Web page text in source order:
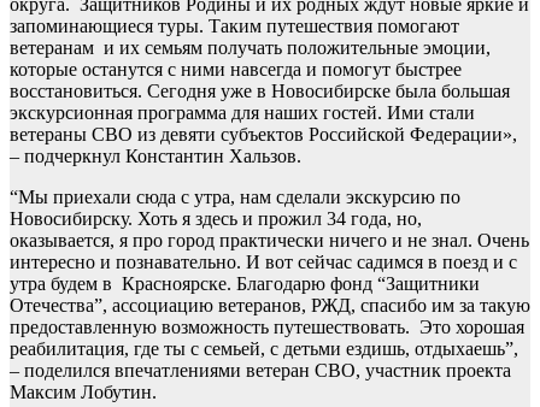
округа. Защитников Родины и их родных ждут новые яркие и
запоминающиеся туры. Таким путешествия помогают
ветеранам и их семьям получать положительные эмоции,
которые останутся с ними навсегда и помогут быстрее
восстановиться. Сегодня уже в Новосибирске была большая
экскурсионная программа для наших гостей. Ими стали
ветераны СВО из девяти субъектов Российской Федерации»,
– подчеркнул Константин Хальзов.
“Мы приехали сюда с утра, нам сделали экскурсию по
Новосибирску. Хоть я здесь и прожил 34 года, но,
оказывается, я про город практически ничего и не знал. Очень
интересно и познавательно. И вот сейчас садимся в поезд и с
утра будем в Красноярске. Благодарю фонд “Защитники
Отечества”, ассоциацию ветеранов, РЖД, спасибо им за такую
предоставленную возможность путешествовать. Это хорошая
реабилитация, где ты с семьей, с детьми ездишь, отдыхаешь”,
– поделился впечатлениями ветеран СВО, участник проекта
Максим Лобутин.